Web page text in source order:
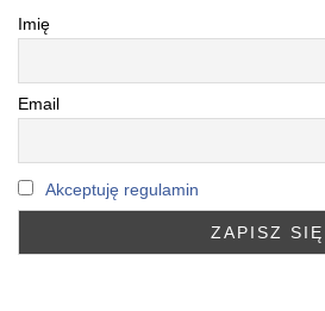
Imię
Email
Akceptuję regulamin